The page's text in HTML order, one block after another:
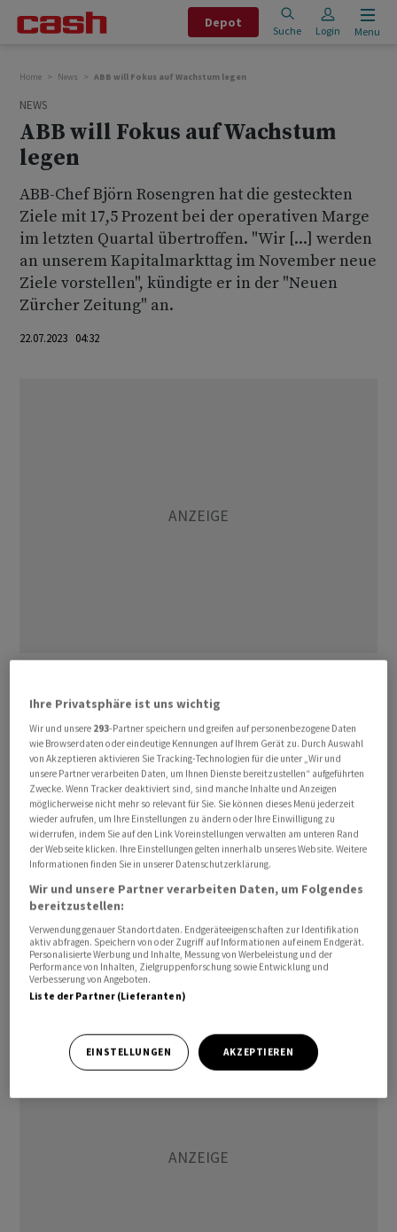
Depot
Suche Login Menu
Home News ABB will Fokus auf Wachstum legen
NEWS
ABB will Fokus auf Wachstum
legen
ABB-Chef Björn Rosengren hat die gesteckten
Ziele mit 17,5 Prozent bei der operativen Marge
im letzten Quartal übertroffen. "Wir [...] werden
an unserem Kapitalmarkttag im November neue
Ziele vorstellen", kündigte er in der "Neuen
Zürcher Zeitung" an.
22.07.2023 04:32
liegen, organisch und mit Akquisitionen", sagte
Rosengren in einem am Samstag veröffentlichten
Interview mit der Zeitung. "Die neue ABB ist viel stärker
auf die Industrie fokussiert." Die Zusammenarbeit mit
Staaten könne schwierig sein.
70 Prozent des ABB-Geschäfts befinde sich im
Wachstumsmodus, Ziel sei, 100 Prozent zu erreichen,
Ladesäulen, habe im zweiten Quartal den
Auftragseingang um fast drei Viertel gesteigert. Für
einen Börsengang von E-Mobility brauche es zwei
Voraussetzungen: Das Geschäft müsse sich in
Topfverfassung befinden und die Finanzmärkte stark
Ihre Privatsphäre ist uns wichtig
Wir und unsere 293-Partner speichern und greifen auf personenbezogene Daten
wie Browserdaten oder eindeutige Kennungen auf Ihrem Gerät zu. Durch Auswahl
von Akzeptieren aktivieren Sie Tracking-Technologien für die unter „Wir und
unsere Partner verarbeiten Daten, um Ihnen Dienste bereitzustellen“ aufgeführten
Zwecke. Wenn Tracker deaktiviert sind, sind manche Inhalte und Anzeigen
möglicherweise nicht mehr so relevant für Sie. Sie können dieses Menü jederzeit
wieder aufrufen, um Ihre Einstellungen zu ändern oder Ihre Einwilligung zu
widerrufen, indem Sie auf den Link Voreinstellungen verwalten am unteren Rand
der Webseite klicken. Ihre Einstellungen gelten innerhalb unseres Website. Weitere
Informationen finden Sie in unserer Datenschutzerklärung.
Wir und unsere Partner verarbeiten Daten, um Folgendes
bereitzustellen:
Verwendung genauer Standortdaten. Endgeräteeigenschaften zur Identifikation
aktiv abfragen. Speichern von oder Zugriff auf Informationen auf einem Endgerät.
Personalisierte Werbung und Inhalte, Messung von Werbeleistung und der
Performance von Inhalten, Zielgruppenforschung sowie Entwicklung und
Verbesserung von Angeboten.
Liste der Partner (Lieferanten)
EINSTELLUNGEN AKZEPTIEREN